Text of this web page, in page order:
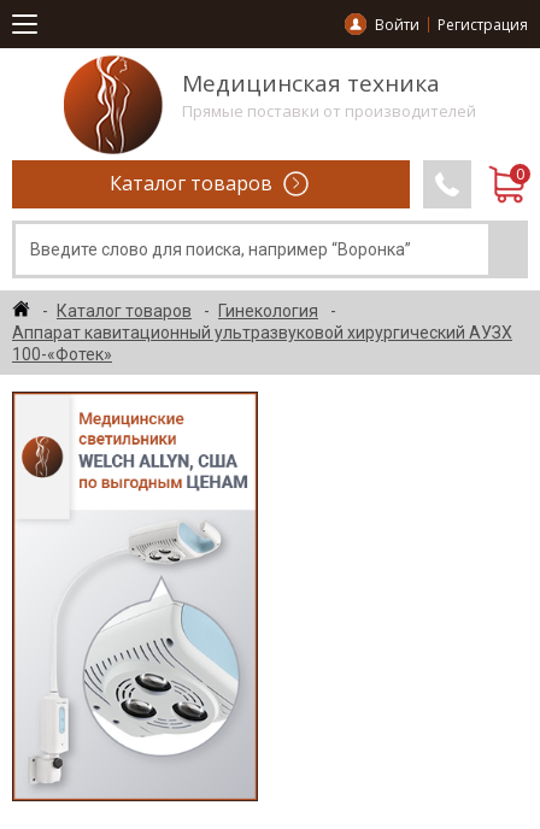
Войти Регистрация
Медицинская техника
Прямые поставки от производителей
Каталог товаров
Каталог товаров
Гинекология
Аппарат кавитационный ультразвуковой хирургический АУЗХ
100-«Фотек»